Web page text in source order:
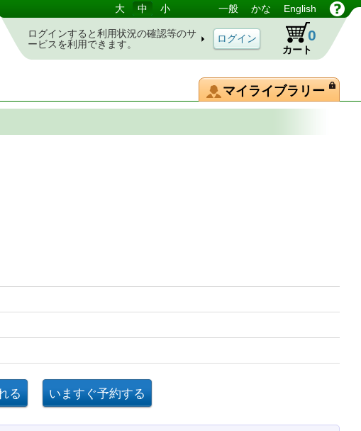
大 中 小 一般 かな English
ログインすると利用状況の確認等のサ
ービスを利用できます。
カート
0
マイライブラリー